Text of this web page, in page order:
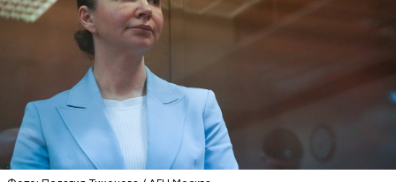
Блогеру грозило до семи лет лишения свободы.
Play
Video
заявил, что ничего не подсыпал в морс и утверждал,
что яд могли добавить в бутылку
некие
недоброжелатели.